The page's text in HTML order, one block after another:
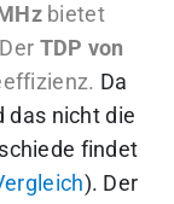
bietet
TDP von
Da
das nicht die
findet
). Der